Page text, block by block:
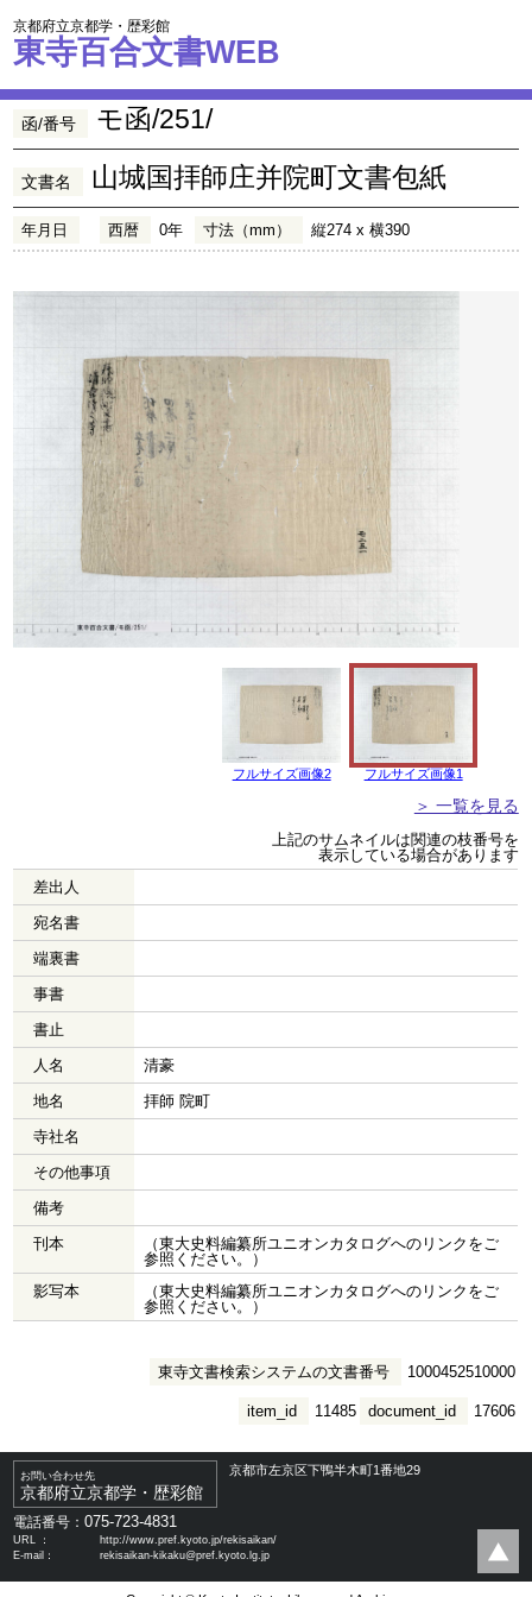
京都府立京都学・歴彩館
東寺百合文書WEB
函/番号 モ函/251/
文書名 山城国拝師庄并院町文書包紙
年月日 西暦 0年 寸法（mm） 縦274 x 横390
フルサイズ画像2 フルサイズ画像1
＞ 一覧を見る
上記のサムネイルは関連の枝番号を
表示している場合があります
差出人
宛名書
端裏書
事書
書止
人名
清豪
地名
拝師 院町
寺社名
その他事項
備考
刊本
（東大史料編纂所ユニオンカタログへのリンクをご
参照ください。）
影写本
（東大史料編纂所ユニオンカタログへのリンクをご
参照ください。）
東寺文書検索システムの文書番号 1000452510000
document_id 17606
item_id 11485
お問い合わせ先
京都府立京都学・歴彩館
京都市左京区下鴨半木町1番地29
電話番号：075-723-4831
URL ：
http://www.pref.kyoto.jp/rekisaikan/
E-mail：
rekisaikan-kikaku@pref.kyoto.lg.jp